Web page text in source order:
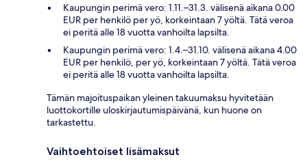
Kaupungin perimä vero: 1.11.–31.3. välisenä aikana 0.00
EUR per henkilö per yö, korkeintaan 7 yöltä. Tätä veroa
ei peritä alle 18 vuotta vanhoilta lapsilta.
Kaupungin perimä vero: 1.4.–31.10. välisenä aikana 4.00
EUR per henkilö, per yö, korkeintaan 7 yöltä. Tätä veroa
ei peritä alle 18 vuotta vanhoilta lapsilta.
Tämän majoituspaikan yleinen takuumaksu hyvitetään
luottokortille uloskirjautumispäivänä, kun huone on
tarkastettu.
Vaihtoehtoiset lisämaksut